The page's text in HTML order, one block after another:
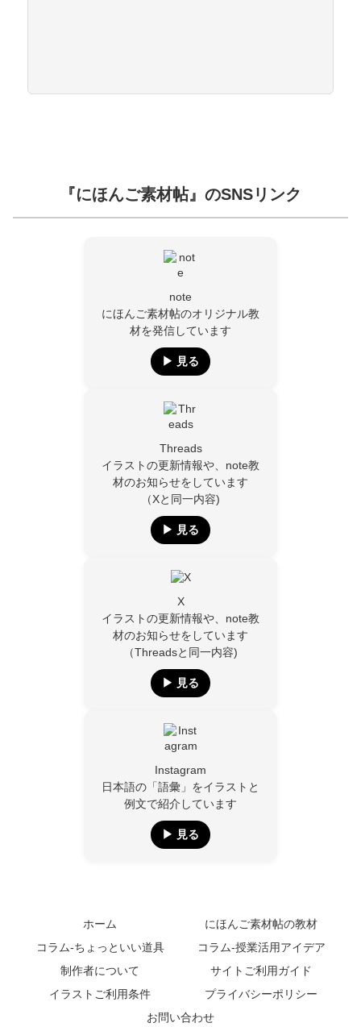
『にほんご素材帖』のSNSリンク
note
にほんご素材帖のオリジナル教
材を発信しています
▶︎ 見る
Threads
イラストの更新情報や、note教
材のお知らせをしています
（Xと同一内容)
▶︎ 見る
X
イラストの更新情報や、note教
材のお知らせをしています
（Threadsと同一内容)
▶︎ 見る
Instagram
日本語の「語彙」をイラストと
例文で紹介しています
▶︎ 見る
ホーム
にほんご素材帖の教材
コラム-ちょっといい道具
コラム-授業活用アイデア
制作者について
サイトご利用ガイド
イラストご利用条件
プライバシーポリシー
お問い合わせ